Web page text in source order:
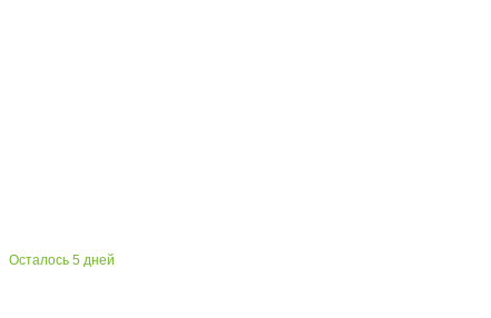
Осталось 5 дней